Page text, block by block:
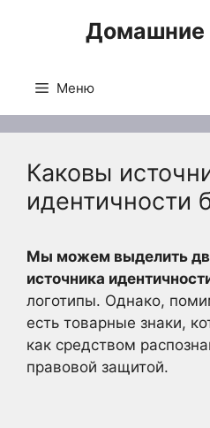
Домашние
Меню
Каковы
идентичности
Мы можем выделить
источника
логотипы. Однако,
есть товарные знаки,
как средством
правовой защитой.